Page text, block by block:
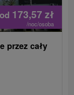
od 173,57 zł
/noc/osoba
przez cały